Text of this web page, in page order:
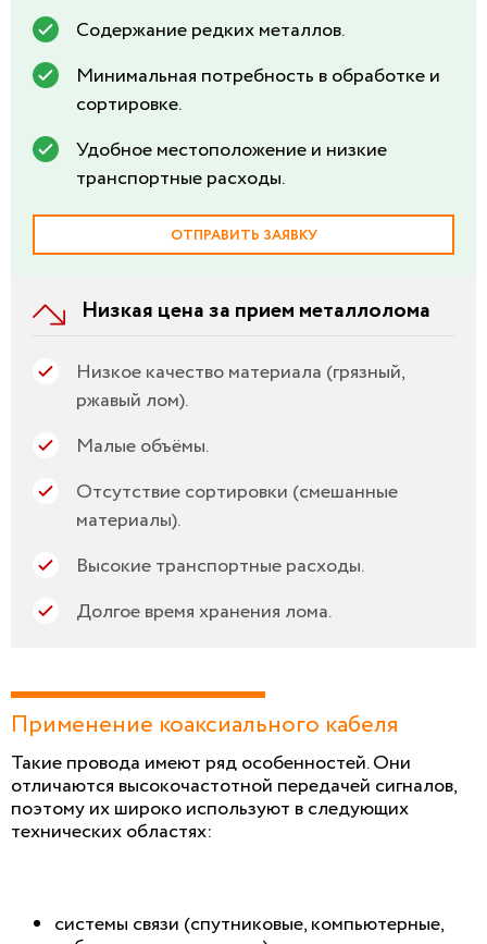
Содержание редких металлов.
Минимальная потребность в обработке и
сортировке.
Удобное местоположение и низкие
транспортные расходы.
ОТПРАВИТЬ ЗАЯВКУ
Низкая цена за прием металлолома
Низкое качество материала (грязный,
ржавый лом).
Малые объёмы.
Отсутствие сортировки (смешанные
материалы).
Высокие транспортные расходы.
Долгое время хранения лома.
Применение коаксиального кабеля
Такие провода имеют ряд особенностей. Они
отличаются высокочастотной передачей сигналов,
поэтому их широко используют в следующих
технических областях:
системы связи (спутниковые, компьютерные,